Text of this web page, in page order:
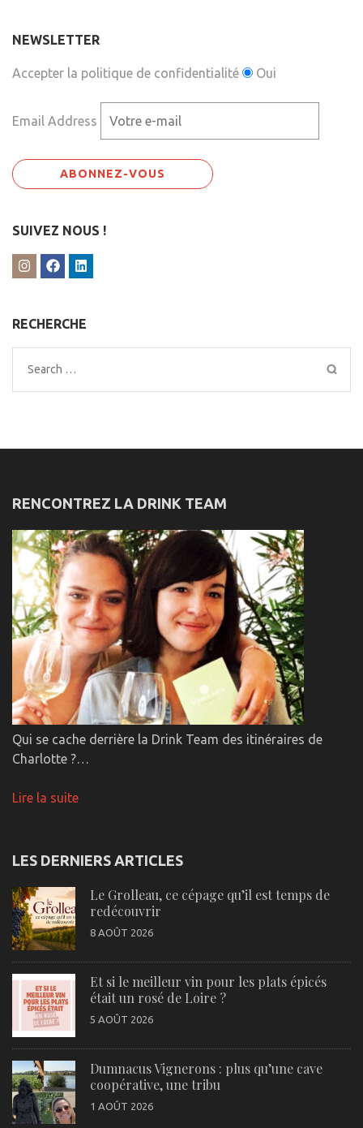
NEWSLETTER
Accepter la politique de confidentialité Oui
Email Address
SUIVEZ NOUS !
RECHERCHE
Search
for:
RENCONTREZ LA DRINK TEAM
Qui se cache derrière la Drink Team des itinéraires de
Charlotte ?…
Lire la suite
LES DERNIERS ARTICLES
Le Grolleau, ce cépage qu’il est temps de
redécouvrir
8 AOÛT 2026
Et si le meilleur vin pour les plats épicés
était un rosé de Loire ?
5 AOÛT 2026
Dumnacus Vignerons : plus qu’une cave
coopérative, une tribu
1 AOÛT 2026